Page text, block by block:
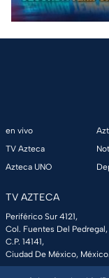
en vivo
TV Azteca
Azteca UNO
TV AZTECA
Periférico Sur 4121,
Col. Fuentes Del Pedregal,
C.P. 14141,
Ciudad De México, México.